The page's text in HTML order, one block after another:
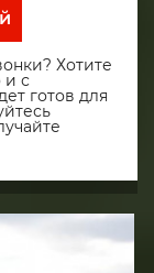
Хотите
и с
готов для